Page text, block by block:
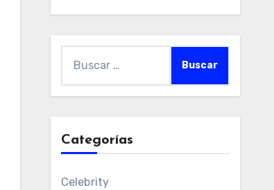
Categorías
Celebrity